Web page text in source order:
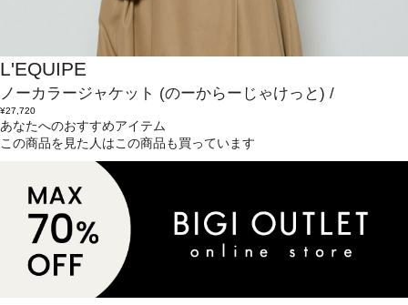
L'EQUIPE
ノーカラージャケット (のーからーじゃけっと) /
¥27,720
あなたへのおすすめアイテム
この商品を見た人はこの商品も買っています